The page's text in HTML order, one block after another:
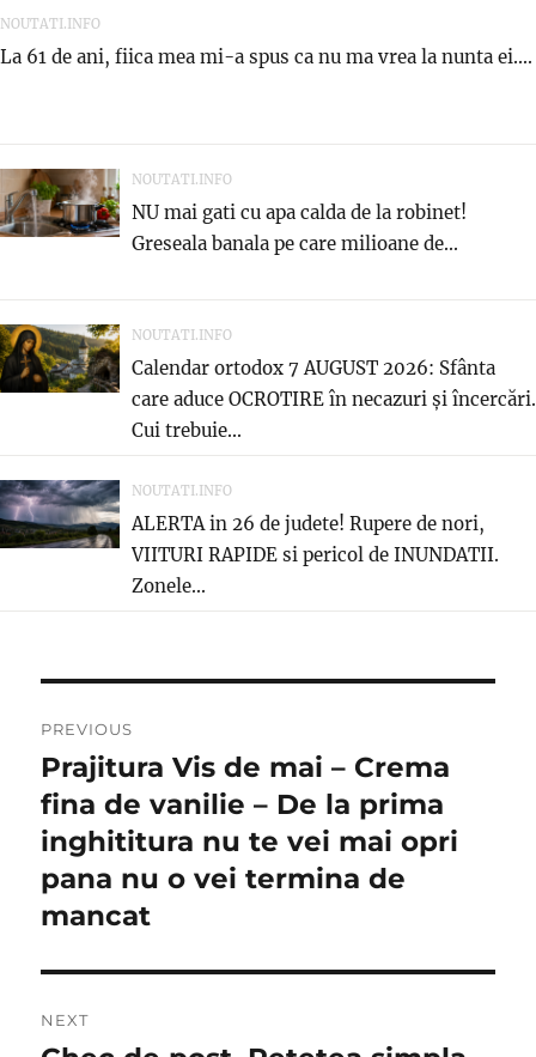
NOUTATI.INFO
La 61 de ani, fiica mea mi-a spus ca nu ma vrea la nunta ei....
NOUTATI.INFO
NU mai gati cu apa calda de la robinet!
Greseala banala pe care milioane de...
NOUTATI.INFO
Calendar ortodox 7 AUGUST 2026: Sfânta
care aduce OCROTIRE în necazuri și încercări.
Cui trebuie...
NOUTATI.INFO
ALERTA in 26 de judete! Rupere de nori,
VIITURI RAPIDE si pericol de INUNDATII.
Zonele...
navigation
PREVIOUS
Previous
post:
Prajitura Vis de mai – Crema
fina de vanilie – De la prima
inghititura nu te vei mai opri
pana nu o vei termina de
mancat
NEXT